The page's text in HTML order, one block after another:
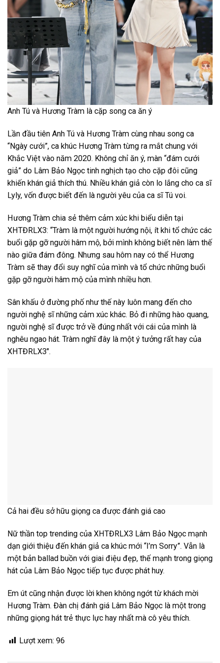
Anh Tú và Hương Tràm là cặp song ca ăn ý
Lần đầu tiên Anh Tú và Hương Tràm cùng nhau song ca
“Ngày cưới”, ca khúc Hương Tràm từng ra mắt chung với
Khắc Việt vào năm 2020. Không chỉ ăn ý, màn “đám cưới
giả” do Lâm Bảo Ngọc tinh nghịch tạo cho cặp đôi cũng
khiến khán giả thích thú. Nhiều khán giả còn lo lắng cho ca sĩ
Lyly, vốn được biết đến là người yêu của ca sĩ Tú voi.
Hương Tràm chia sẻ thêm cảm xúc khi biểu diễn tại
XHTĐRLX3: “Tràm là một người hướng nội, ít khi tổ chức các
buổi gặp gỡ người hâm mộ, bởi mình không biết nên làm thế
nào giữa đám đông. Nhưng sau hôm nay có thể Hương
Tràm sẽ thay đổi suy nghĩ của mình và tổ chức những buổi
gặp gỡ người hâm mộ của mình nhiều hơn.
Sân khấu ở đường phố như thế này luôn mang đến cho
người nghệ sĩ những cảm xúc khác. Bỏ đi những hào quang,
người nghệ sĩ được trở về đúng nhất với cái của mình là
nghêu ngao hát. Tràm nghĩ đây là một ý tưởng rất hay của
XHTĐRLX3″.
Cả hai đều sở hữu giọng ca được đánh giá cao
Nữ thần top trending của XHTĐRLX3 Lâm Bảo Ngọc mạnh
dạn giới thiệu đến khán giả ca khúc mới “I’m Sorry”. Vẫn là
một bản ballad buồn với giai điệu đẹp, thế mạnh trong giọng
hát của Lâm Bảo Ngọc tiếp tục được phát huy.
Em út cũng nhận được lời khen không ngớt từ khách mời
Hương Tràm. Đàn chị đánh giá Lâm Bảo Ngọc là một trong
những giọng hát trẻ thực lực hay nhất mà cô yêu thích.
Lượt xem: 96